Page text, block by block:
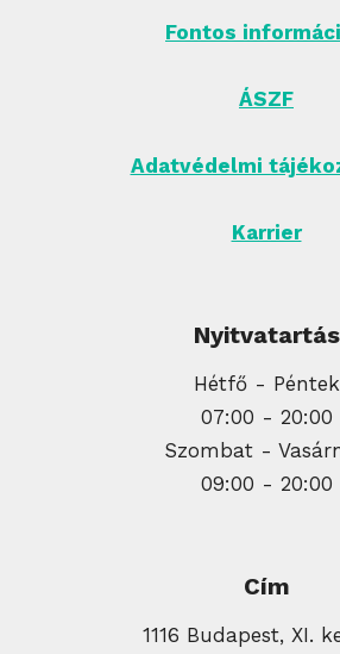
Fontos
ÁSZF
Adatvédelmi
Karrier
Nyitvatartás
Hétfő - Péntek
07:00 - 20:00
Szombat -
09:00 - 20:00
Cím
1116 Budapest, XI.